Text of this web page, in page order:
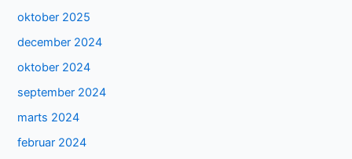
oktober 2025
december 2024
oktober 2024
september 2024
marts 2024
februar 2024